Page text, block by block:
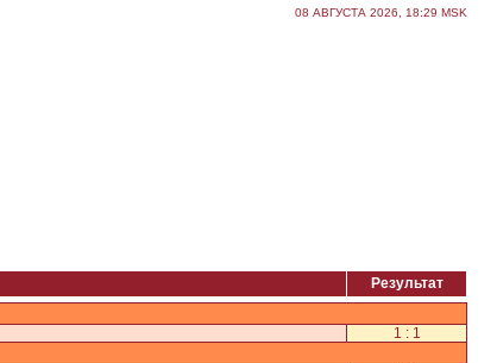
08 АВГУСТА 2026, 18:29 MSK
Результат
1 : 1